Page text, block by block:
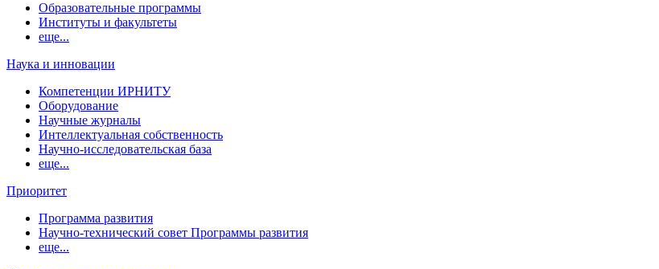
Образовательные программы
Институты и факультеты
еще...
Наука и инновации
Компетенции ИРНИТУ
Оборудование
Научные журналы
Интеллектуальная собственность
Научно-исследовательская база
еще...
Приоритет
Программа развития
Научно-технический совет Программы развития
еще...